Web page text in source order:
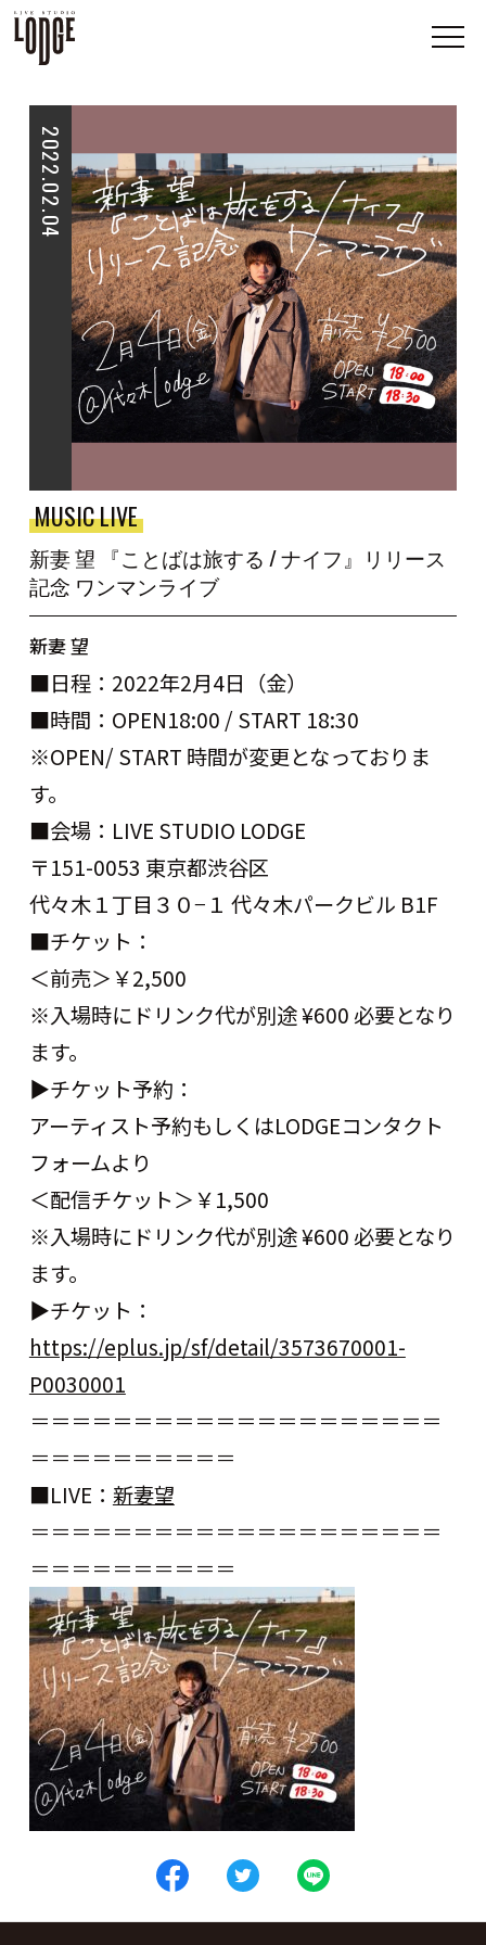
2022.02.04
MUSIC LIVE
新妻 望 『ことばは旅する / ナイフ』リリース
記念 ワンマンライブ
新妻 望
■日程：2022年2月4日（金）
■時間：OPEN18:00 / START 18:30
※OPEN/ START 時間が変更となっておりま
す。
■会場：LIVE STUDIO LODGE
〒151-0053 東京都渋谷区
代々木１丁目３０−１ 代々木パークビル B1F
■チケット：
＜前売＞￥2,500
※入場時にドリンク代が別途 ¥600 必要となり
ます。
▶︎チケット予約：
アーティスト予約もしくはLODGEコンタクト
フォームより
＜配信チケット＞￥1,500
※入場時にドリンク代が別途 ¥600 必要となり
ます。
▶︎チケット：
https://eplus.jp/sf/detail/3573670001-
P0030001
＝＝＝＝＝＝＝＝＝＝＝＝＝＝＝＝＝＝＝＝
＝＝＝＝＝＝＝＝＝＝
■LIVE： 新妻望
＝＝＝＝＝＝＝＝＝＝＝＝＝＝＝＝＝＝＝＝
＝＝＝＝＝＝＝＝＝＝